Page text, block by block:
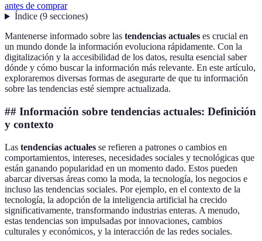
antes de comprar
Índice(9 secciones)
Mantenerse informado sobre las tendencias actuales es crucial en
un mundo donde la información evoluciona rápidamente. Con la
digitalización y la accesibilidad de los datos, resulta esencial saber
dónde y cómo buscar la información más relevante. En este artículo,
exploraremos diversas formas de asegurarte de que tu información
sobre las tendencias esté siempre actualizada.
## Información sobre tendencias actuales: Definición
y contexto
Las tendencias actuales se refieren a patrones o cambios en
comportamientos, intereses, necesidades sociales y tecnológicas que
están ganando popularidad en un momento dado. Estos pueden
abarcar diversas áreas como la moda, la tecnología, los negocios e
incluso las tendencias sociales. Por ejemplo, en el contexto de la
tecnología, la adopción de la inteligencia artificial ha crecido
significativamente, transformando industrias enteras. A menudo,
estas tendencias son impulsadas por innovaciones, cambios
culturales y económicos, y la interacción de las redes sociales.